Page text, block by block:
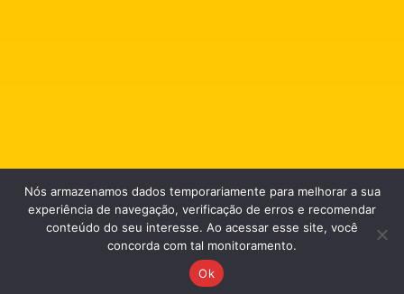
Precisa entrar em Contato?
Queremos ouvi-lo. Críticas, sugestões, pedidos e
outras informações são bem-vindas!
Clique Aqui
Nós armazenamos dados temporariamente para melhorar a sua
experiência de navegação, verificação de erros e recomendar
conteúdo do seu interesse. Ao acessar esse site, você
concorda com tal monitoramento.
Ok